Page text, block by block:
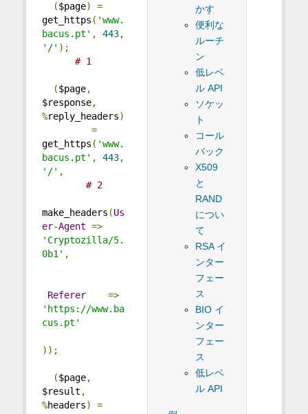
かす
便利な
ルーチ
ン
低レベ
ル API
ソケッ
ト
コール
バック
X509
と
RAND
につい
て
RSA イ
ンター
フェー
ス
BIO イ
ンター
フェー
ス
低レベ
ル API
($page)
=
get_https ( 'www.
bacus.pt' , 443,
'/' );
# 1
($page,
$response,
%reply_headers)
=
get_https ( 'www.
bacus.pt' , 443,
'/' ,
# 2
make_headers (Us
er-Agent =>
'Cryptozilla/5.
0b1' ,
Referer
=>
'https://www.ba
cus.pt'
));
($page,
$result ,
%headers) =